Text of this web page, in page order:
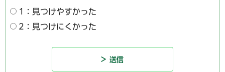
1：見つけやすかった
2：見つけにくかった